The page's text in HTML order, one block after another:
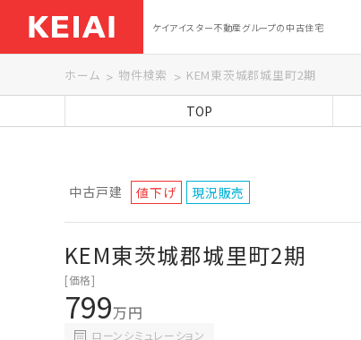
ケイアイスター不動産グループの中古住宅
ホーム 物件検索 KEM東茨城郡城里町2期
TOP
中古戸建 値下げ 現況販売
KEM東茨城郡城里町2期
[価格]
799万円
ローンシミュレーション